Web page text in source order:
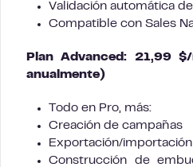
Validación automática
Compatible con Sales
Plan Advanced: 21,99
anualmente)
Todo en Pro, más:
Creación de campañas
Exportación/
Construcción de